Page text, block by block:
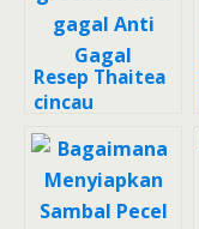
Resep Thaitea
cincau
greentea anti
gagal Anti
Gagal